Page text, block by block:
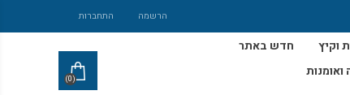
הרשמה התחברות
וקיץ
חדש באתר
ואומנות
(0)